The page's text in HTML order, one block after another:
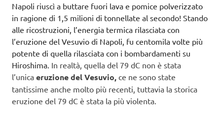
Napoli riuscì a buttare fuori lava e pomice polverizzato
in ragione di 1,5 milioni di tonnellate al secondo! Stando
alle ricostruzioni, l’energia termica rilasciata con
l’eruzione del Vesuvio di Napoli, fu centomila volte più
potente di quella rilasciata con i bombardamenti su
Hiroshima. In realtà, quella del 79 dC non è stata
l’unica eruzione del Vesuvio, ce ne sono state
tantissime anche molto più recenti, tuttavia la storica
eruzione del 79 dC è stata la più violenta.